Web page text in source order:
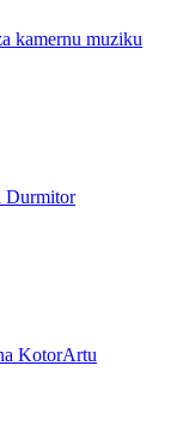
kamernu muziku
Durmitor
KotorArtu